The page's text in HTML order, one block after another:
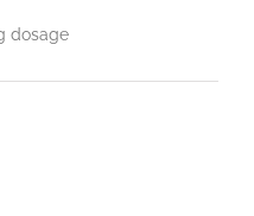
dosage